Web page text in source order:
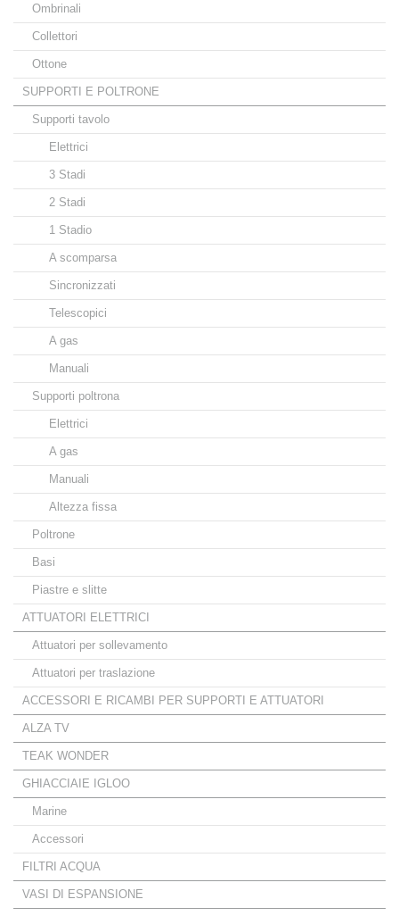
Ombrinali
Collettori
Ottone
SUPPORTI E POLTRONE
Supporti tavolo
Elettrici
3 Stadi
2 Stadi
1 Stadio
A scomparsa
Sincronizzati
Telescopici
A gas
Manuali
Supporti poltrona
Elettrici
A gas
Manuali
Altezza fissa
Poltrone
Basi
Piastre e slitte
ATTUATORI ELETTRICI
Attuatori per sollevamento
Attuatori per traslazione
ACCESSORI E RICAMBI PER SUPPORTI E ATTUATORI
ALZA TV
TEAK WONDER
GHIACCIAIE IGLOO
Marine
Accessori
FILTRI ACQUA
VASI DI ESPANSIONE